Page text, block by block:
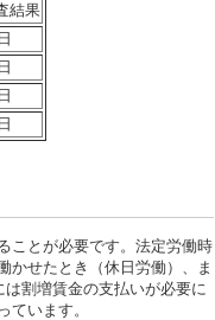
結果
ことが必要です。法定労働時
かせたとき（休日労働）、ま
割増賃金の支払いが必要に
ています。